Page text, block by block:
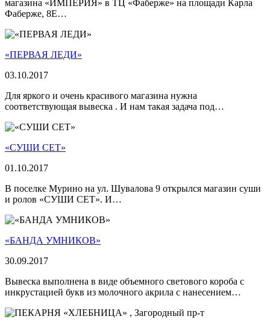
магазина «ИМПЕРИЯ» в ТЦ «Фаберже» на площади Карла
Фаберже, 8Е…
«ПЕРВАЯ ЛЕДИ»
03.10.2017
Для яркого и очень красивого магазина нужна
соответствующая вывеска . И нам такая задача под…
«СУШИ СЕТ»
01.10.2017
В поселке Мурино на ул. Шувалова 9 открылся магазин суши
и ролов «СУШИ СЕТ». И…
«БАНДА УМНИКОВ»
30.09.2017
Вывеска выполнена в виде объемного светового короба с
инкрустацией букв из молочного акрила с нанесением…